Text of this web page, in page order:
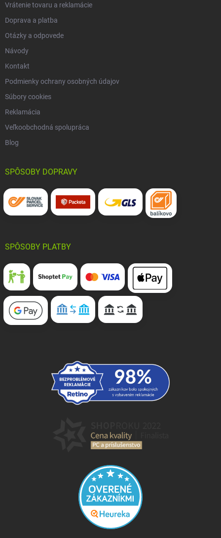
Vrátenie tovaru a reklamácie
Doprava a platba
Otázky a odpovede
Návody
Kontakt
Podmienky ochrany osobných údajov
Súbory cookies
Reklamácia
Veľkoobchodná spolupráca
Blog
SPÔSOBY DOPRAVY
SPÔSOBY PLATBY